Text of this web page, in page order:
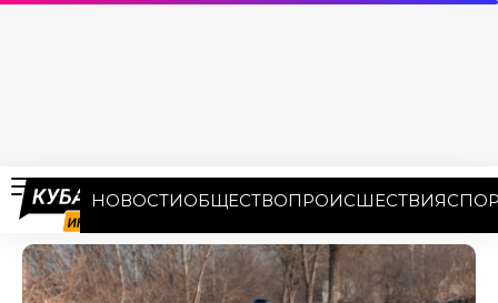
НОВОСТИОБЩЕСТВОПРОИСШЕСТВИЯ